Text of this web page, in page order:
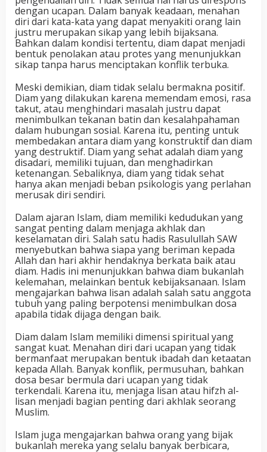
dengan ucapan. Dalam banyak keadaan, menahan
diri dari kata-kata yang dapat menyakiti orang lain
justru merupakan sikap yang lebih bijaksana.
Bahkan dalam kondisi tertentu, diam dapat menjadi
bentuk penolakan atau protes yang menunjukkan
sikap tanpa harus menciptakan konflik terbuka.
Meski demikian, diam tidak selalu bermakna positif.
Diam yang dilakukan karena memendam emosi, rasa
takut, atau menghindari masalah justru dapat
menimbulkan tekanan batin dan kesalahpahaman
dalam hubungan sosial. Karena itu, penting untuk
membedakan antara diam yang konstruktif dan diam
yang destruktif. Diam yang sehat adalah diam yang
disadari, memiliki tujuan, dan menghadirkan
ketenangan. Sebaliknya, diam yang tidak sehat
hanya akan menjadi beban psikologis yang perlahan
merusak diri sendiri.
Dalam ajaran Islam, diam memiliki kedudukan yang
sangat penting dalam menjaga akhlak dan
keselamatan diri. Salah satu hadis Rasulullah SAW
menyebutkan bahwa siapa yang beriman kepada
Allah dan hari akhir hendaknya berkata baik atau
diam. Hadis ini menunjukkan bahwa diam bukanlah
kelemahan, melainkan bentuk kebijaksanaan. Islam
mengajarkan bahwa lisan adalah salah satu anggota
tubuh yang paling berpotensi menimbulkan dosa
apabila tidak dijaga dengan baik.
Diam dalam Islam memiliki dimensi spiritual yang
sangat kuat. Menahan diri dari ucapan yang tidak
bermanfaat merupakan bentuk ibadah dan ketaatan
kepada Allah. Banyak konflik, permusuhan, bahkan
dosa besar bermula dari ucapan yang tidak
terkendali. Karena itu, menjaga lisan atau hifzh al-
lisan menjadi bagian penting dari akhlak seorang
Muslim.
Islam juga mengajarkan bahwa orang yang bijak
bukanlah mereka yang selalu banyak berbicara,